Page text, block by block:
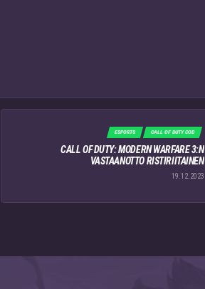
CALL OF DUTY COD
ESPORTS
CALL OF DUTY: MODERN WARFARE 3:N
VASTAANOTTO RISTIRIITAINEN
19.12.2023